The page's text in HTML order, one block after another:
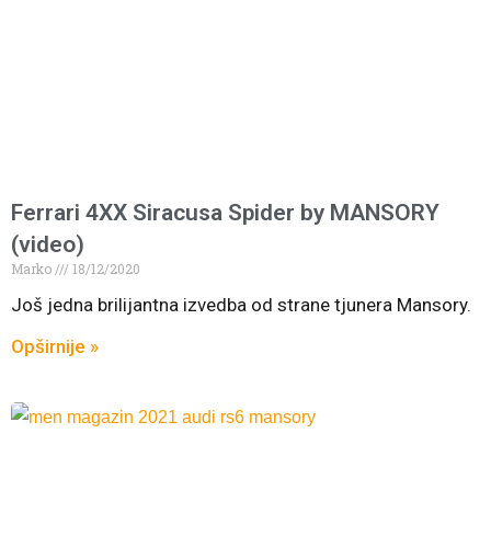
Ferrari 4XX Siracusa Spider by MANSORY
(video)
Marko 18/12/2020
Još jedna brilijantna izvedba od strane tjunera Mansory.
Opširnije »